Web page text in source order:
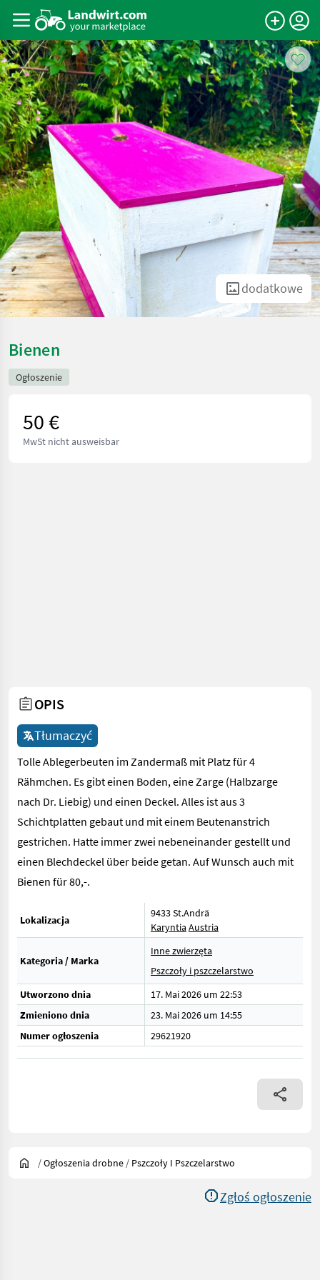
dodatkowe
Bienen
Ogłoszenie
50 €
MwSt nicht ausweisbar
OPIS
Tłumaczyć
Tolle Ablegerbeuten im Zandermaß mit Platz für 4
Rähmchen. Es gibt einen Boden, eine Zarge (Halbzarge
nach Dr. Liebig) und einen Deckel. Alles ist aus 3
Schichtplatten gebaut und mit einem Beutenanstrich
gestrichen. Hatte immer zwei nebeneinander gestellt und
einen Blechdeckel über beide getan. Auf Wunsch auch mit
Bienen für 80,-.
Lokalizacja
9433 St.Andrä
Karyntia Austria
Kategoria / Marka
Inne zwierzęta
Pszczoły i pszczelarstwo
Utworzono dnia
17. Mai 2026 um 22:53
Zmieniono dnia
23. Mai 2026 um 14:55
Numer ogłoszenia
29621920
/Ogłoszenia drobne / Pszczoły I Pszczelarstwo
Zgłoś ogłoszenie